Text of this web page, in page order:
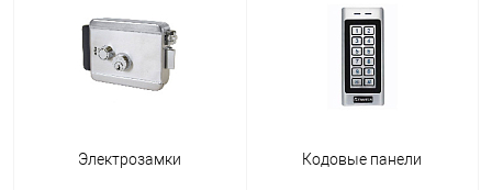
Электрозамки Кодовые панели